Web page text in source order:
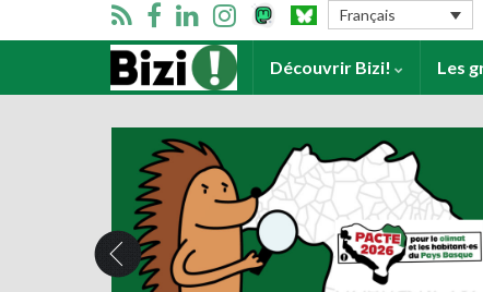
Français
Accueil Découvrir Bizi! Les